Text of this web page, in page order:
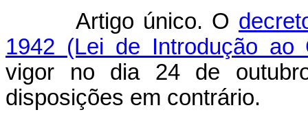
Artigo único. O
1942 (Lei de Introdução ao
vigor no dia 24 de
disposições em contrário.